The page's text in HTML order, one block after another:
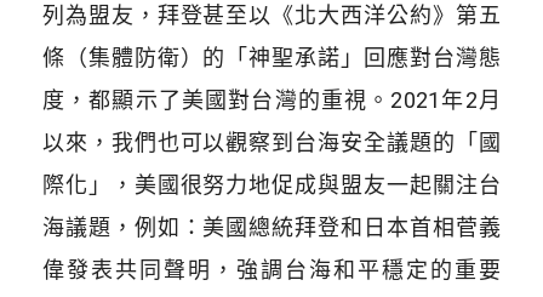
列為盟友，拜登甚至以《北大西洋公約》第五
條（集體防衛）的「神聖承諾」回應對台灣態
度，都顯示了美國對台灣的重視。2021年2月
以來，我們也可以觀察到台海安全議題的「國
際化」，美國很努力地促成與盟友一起關注台
海議題，例如：美國總統拜登和日本首相菅義
偉發表共同聲明，強調台海和平穩定的重要